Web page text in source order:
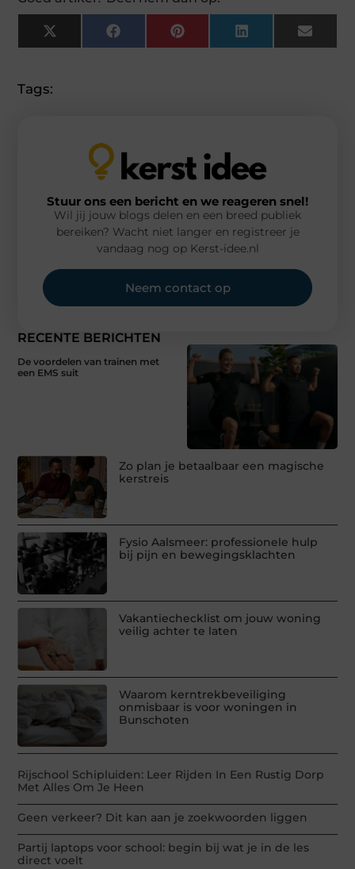
X
(Twitter)
FacebookPinterestLinkedInEmail
Tags:
RECENTE BERICHTEN
De voordelen van trainen met
een EMS suit
Zo plan je betaalbaar een magische
kerstreis
Fysio Aalsmeer: professionele hulp
bij pijn en bewegingsklachten
Vakantiechecklist om jouw woning
veilig achter te laten
Waarom kerntrekbeveiliging
onmisbaar is voor woningen in
Bunschoten
Rijschool Schipluiden: Leer Rijden In Een Rustig Dorp
Met Alles Om Je Heen
Geen verkeer? Dit kan aan je zoekwoorden liggen
Partij laptops voor school: begin bij wat je in de les
direct voelt
Stuur ons een bericht en we reageren snel!
Wil jij jouw blogs delen en een breed publiek
bereiken? Wacht niet langer en registreer je
vandaag nog op Kerst-idee.nl
Neem contact op